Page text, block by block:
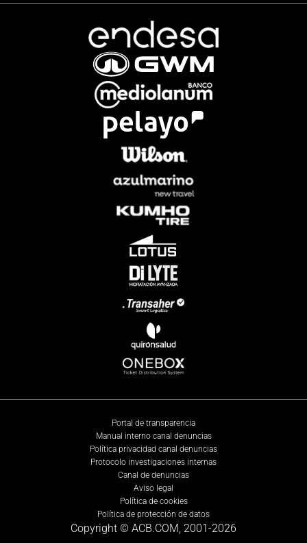
Portal de transparencia
Manual interno canal denuncias
Política privacidad canal denuncias
Protocolo investigaciones internas
Canal de denuncias
Aviso legal
Política de cookies
Política de protección de datos
Copyright © ACB.COM, 2001-2026